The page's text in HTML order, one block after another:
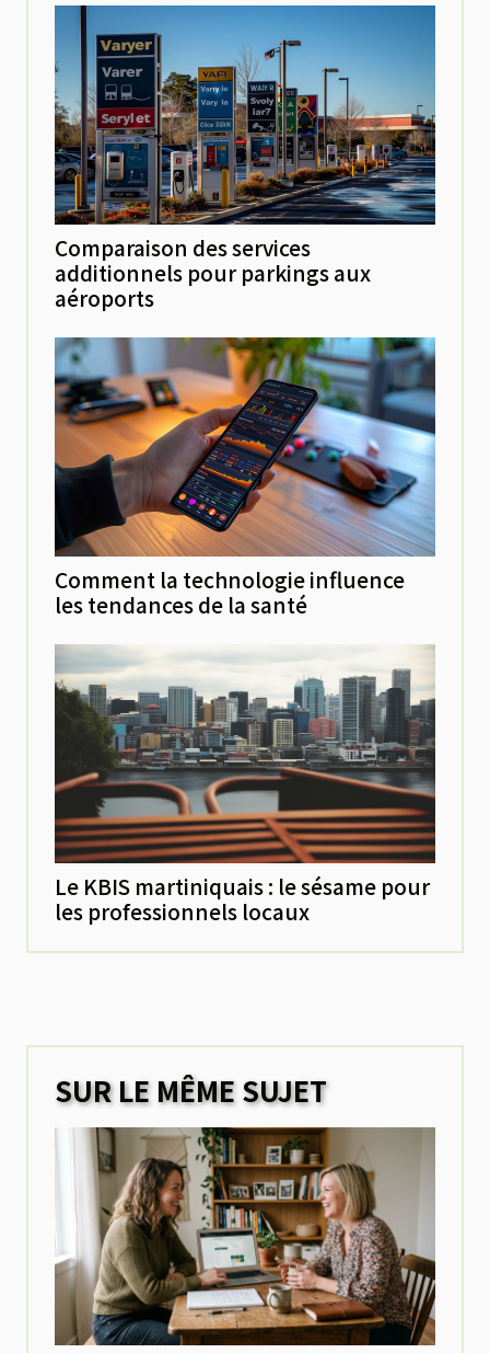
Comparaison des services
additionnels pour parkings aux
aéroports
Comment la technologie influence
les tendances de la santé
Le KBIS martiniquais : le sésame pour
les professionnels locaux
SUR LE MÊME SUJET